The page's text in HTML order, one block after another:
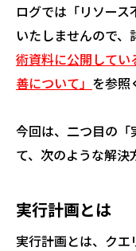
ログでは「リソー
いたしませんので、
術資料に公開して
善について」 を参照
今回は、二つ目の
て、次のような解決
実行計画とは
実行計画とは、クエ